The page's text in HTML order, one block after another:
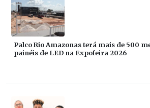
Palco Rio Amazonas terá mais de 500
painéis de LED na Expofeira 2026